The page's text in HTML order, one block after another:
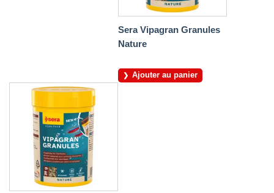
Sera Vipagran Granules
Nature
Ajouter au panier